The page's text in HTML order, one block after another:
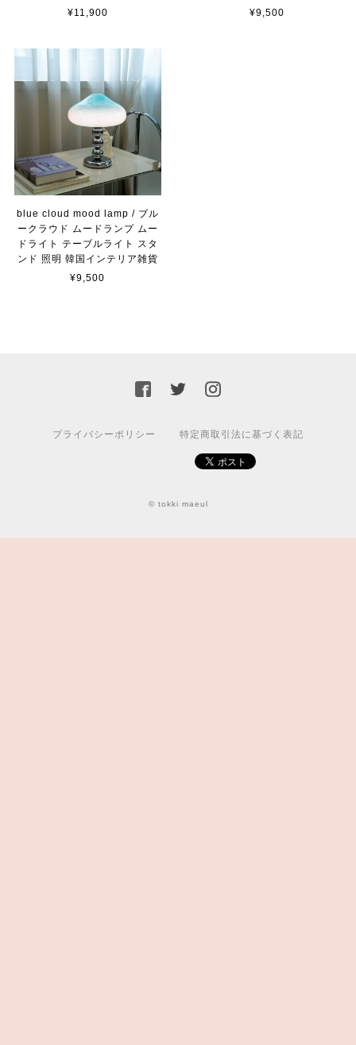
¥11,900
¥9,500
blue cloud mood lamp / ブル
ークラウド ムードランプ ムー
ドライト テーブルライト スタ
ンド 照明 韓国インテリア雑貨
¥9,500
プライバシーポリシー 特定商取引法に基づく表記
© tokki maeul